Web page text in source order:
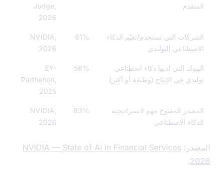
التي تستخدم/تقيّم الذكاء
التوليدي
61%
NVIDIA,
التي لديها ذكاء اصطناعي
في الإنتاج (وظيفة أو أكثر)
58%
EY-
Parthenon,
المفتوح مهم لاستراتيجية
الاصطناعي
83%
NVIDIA,
NVIDIA — State of AI in Financial Services